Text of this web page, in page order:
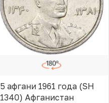
5 афгани 1961 года (SH
1340) Афганистан